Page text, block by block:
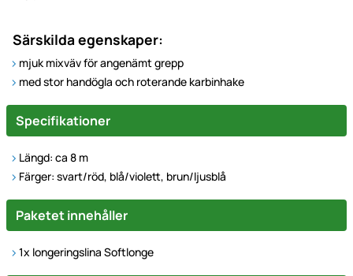
Särskilda egenskaper:
mjuk mixväv för angenämt grepp
med stor handögla och roterande karbinhake
Specifikationer
Längd: ca 8 m
Färger: svart/röd, blå/violett, brun/ljusblå
Paketet innehåller
1x longeringslina Softlonge